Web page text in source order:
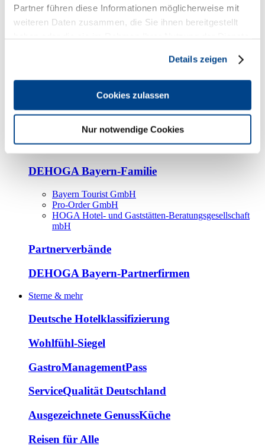
Partner führen diese Informationen möglicherweise mit
weiteren Daten zusammen, die Sie ihnen bereitgestellt
Details zeigen
Cookies zulassen
Nur notwendige Cookies
Kooperationspartner
Tourismusorganisationen
Bayern Tourismus Marketing GmbH
DEHOGA-Familie
Bundesverband
Fachverbände
DEHOGA Bayern-Familie
Bayern Tourist GmbH
Pro-Order GmbH
HOGA Hotel- und Gaststätten-Beratungsgesellschaft
mbH
Partnerverbände
DEHOGA Bayern-Partnerfirmen
Sterne & mehr
Deutsche Hotelklassifizierung
Wohlfühl-Siegel
GastroManagementPass
ServiceQualität Deutschland
Ausgezeichnete GenussKüche
Reisen für Alle